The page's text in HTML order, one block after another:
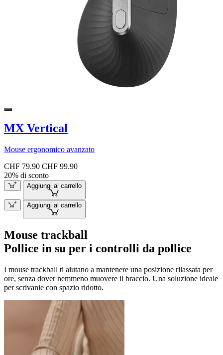
MX Vertical
Mouse ergonomico avanzato
CHF 79.90 CHF 99.90
20% di sconto
Aggiungi al carrello
Aggiungi al carrello
Mouse trackball
Pollice in su per i controlli da pollice
I mouse trackball ti aiutano a mantenere una posizione rilassata per
ore, senza dover nemmeno muovere il braccio. Una soluzione ideale
per scrivanie con spazio ridotto.